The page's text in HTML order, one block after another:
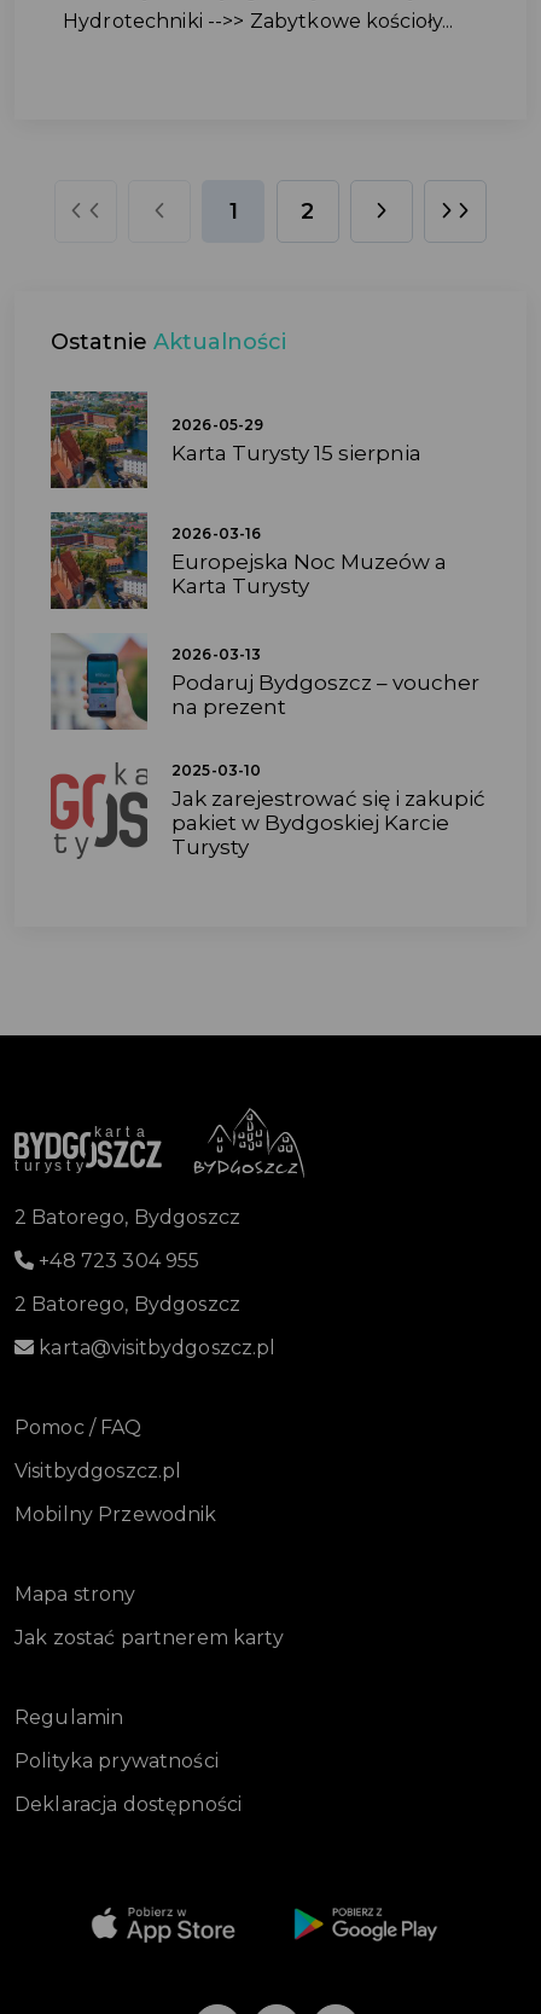
Hydrotechniki -->> Zabytkowe kościoły...
1 2
Ostatnie Aktualności
2026-05-29
Karta Turysty 15 sierpnia
2026-03-16
Europejska Noc Muzeów a
Karta Turysty
2026-03-13
Podaruj Bydgoszcz – voucher
na prezent
2025-03-10
Jak zarejestrować się i zakupić
pakiet w Bydgoskiej Karcie
Turysty
2 Batorego, Bydgoszcz
+48 723 304 955
2 Batorego, Bydgoszcz
karta@visitbydgoszcz.pl
Pomoc / FAQ
Visitbydgoszcz.pl
Mobilny Przewodnik
Mapa strony
Jak zostać partnerem karty
Regulamin
Polityka prywatności
Deklaracja dostępności